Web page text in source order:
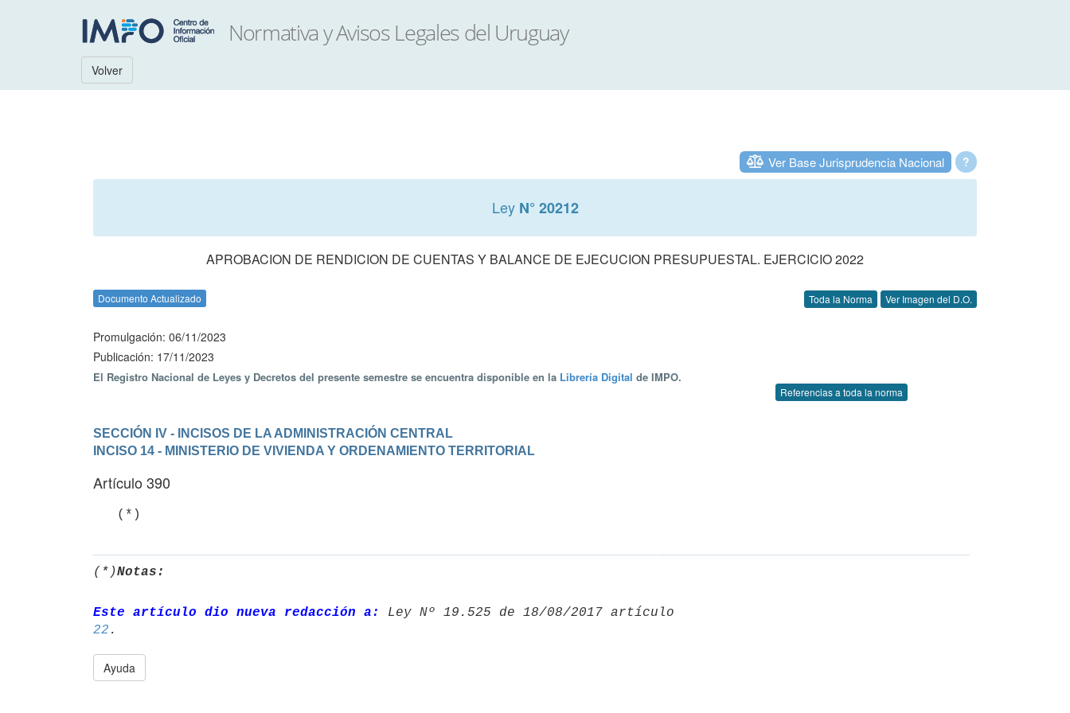
Volver
?
Ver Base Jurisprudencia Nacional
Ley N° 20212
APROBACION DE RENDICION DE CUENTAS Y BALANCE DE EJECUCION PRESUPUESTAL. EJERCICIO 2022
Documento Actualizado Toda la Norma Ver Imagen del D.O.
Promulgación: 06/11/2023
Publicación: 17/11/2023
El Registro Nacional de Leyes y Decretos del presente semestre se encuentra disponible en la Librería Digital de IMPO.
Referencias a toda la norma
SECCIÓN IV - INCISOS DE LA ADMINISTRACIÓN CENTRAL
INCISO 14 - MINISTERIO DE VIVIENDA Y ORDENAMIENTO TERRITORIAL
Artículo 390
   (*)
(*)Notas:
Este artículo dio nueva redacción a:
22
Ayuda